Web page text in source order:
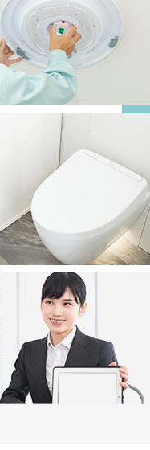
つ穴と二つ穴の違い